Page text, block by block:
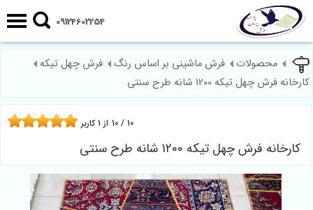
09124602254
محصولات فرش ماشینی بر اساس رنگ
فرش چهل تیکه
کارخانه فرش چهل تیکه 1200 شانه طرح سنتی
کارخانه فرش چهل تیکه 1200 شانه طرح سنتی
10 / 10 از 1کاربر